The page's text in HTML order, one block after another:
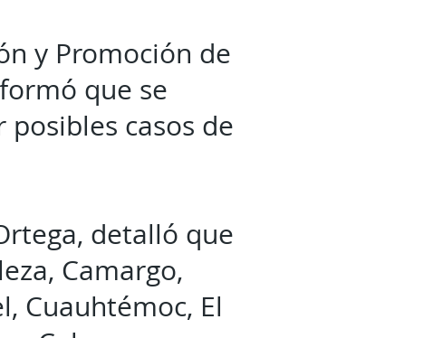
y Promoción de
que se
casos de
detalló que
Camargo,
Cuauhtémoc, El